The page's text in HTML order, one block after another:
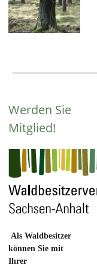
Werden Sie
Mitglied!
Als Waldbesitzer
können Sie mit
Ihrer